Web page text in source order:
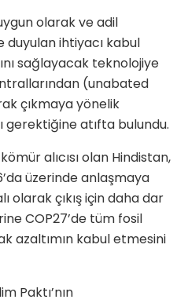
olarak ve adil
ihtiyacı kabul
sağlayacak teknolojiye
(unabated
çıkmaya yönelik
gerektiğine atıfta bulundu.
alıcısı olan Hindistan,
üzerinde anlaşmaya
olarak çıkış için daha dar
COP27’de tüm fosil
azaltımın kabul etmesini
Paktı’nın